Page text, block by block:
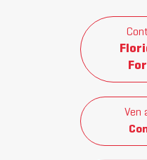
Ven